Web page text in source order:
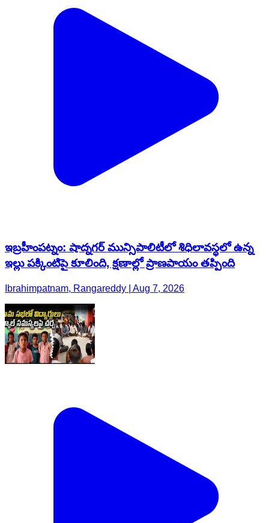
ఇబ్రహీంపట్నం: షాద్నగర్ మున్సిపాలిటీలో శిధిలావస్థలో ఉన్న
ఇల్లు పక్కింటిపై కూలింది, క్షణాల్లో ప్రాణపాయం తప్పింది
Ibrahimpatnam, Rangareddy | Aug 7, 2026